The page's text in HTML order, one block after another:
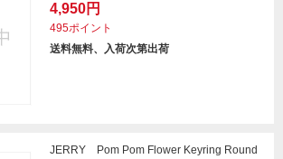
4,950円
495ポイント
送料無料、入荷次第出荷
JERRY Pom Pom Flower Keyring Round